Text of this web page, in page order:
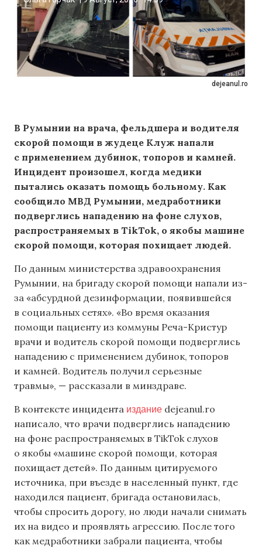
dejeanul.ro
В Румынии на врача, фельдшера и водителя
скорой помощи в жудеце Клуж напали
с применением дубинок, топоров и камней.
Инцидент произошел, когда медики
пытались оказать помощь больному. Как
сообщило МВД Румынии, медработники
подверглись нападению на фоне слухов,
распространяемых в TikTok, о якобы машине
скорой помощи, которая похищает людей.
По данным министерства здравоохранения
Румынии, на бригаду скорой помощи напали из-
за «абсурдной дезинформации, появившейся
в социальных сетях». «Во время оказания
помощи пациенту из коммуны Реча-Кристур
врачи и водитель скорой помощи подверглись
нападению с применением дубинок, топоров
и камней. Водитель получил серьезные
травмы», — рассказали в минздраве.
В контексте инцидента издание dejeanul.ro
написало, что врачи подверглись нападению
на фоне распространяемых в TikTok слухов
о якобы «машине скорой помощи, которая
похищает детей». По данным цитируемого
источника, при въезде в населенный пункт, где
находился пациент, бригада остановилась,
чтобы спросить дорогу, но люди начали снимать
их на видео и проявлять агрессию. После того
как медработники забрали пациента, чтобы